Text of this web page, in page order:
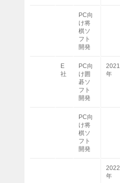
PC向
け将
棋ソ
フト
開発
E
社
PC向
け囲
碁ソ
フト
開発
2021
年
PC向
け将
棋ソ
フト
開発
2022
年